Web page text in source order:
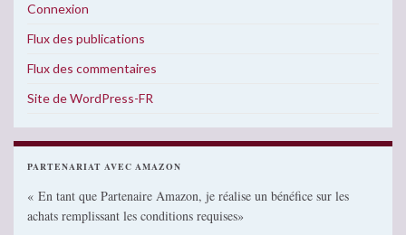
Connexion
Flux des publications
Flux des commentaires
Site de WordPress-FR
PARTENARIAT AVEC AMAZON
« En tant que Partenaire Amazon, je réalise un bénéfice sur les
achats remplissant les conditions requises»